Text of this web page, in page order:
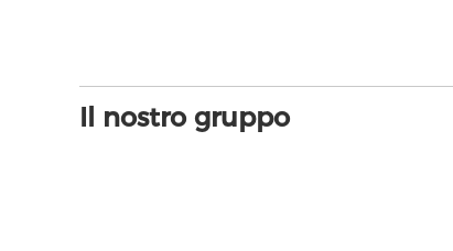
Il nostro gruppo